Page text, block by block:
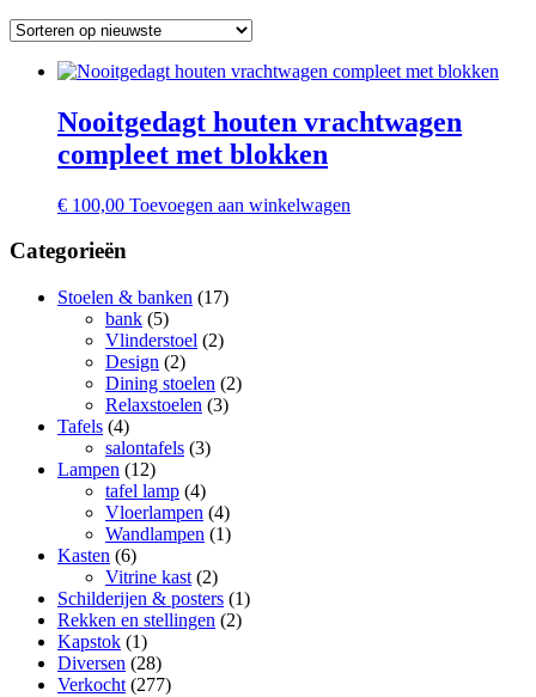
Nooitgedagt houten vrachtwagen
compleet met blokken
€ 100,00 Toevoegen aan winkelwagen
Categorieën
Stoelen & banken (17)
bank (5)
Vlinderstoel (2)
Design (2)
Dining stoelen (2)
Relaxstoelen (3)
Tafels (4)
salontafels (3)
Lampen (12)
tafel lamp (4)
Vloerlampen (4)
Wandlampen (1)
Kasten (6)
Vitrine kast (2)
Schilderijen & posters (1)
Rekken en stellingen (2)
Kapstok (1)
Diversen (28)
Verkocht (277)